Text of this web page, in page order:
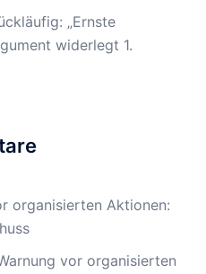
„Ernste
widerlegt 1.
organisierten Aktionen:
vor organisierten